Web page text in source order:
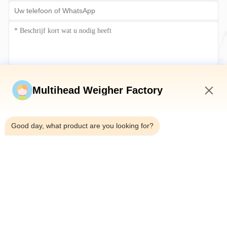
Stuur nu
Multihead Weigher Factory
Good day, what product are you looking for?